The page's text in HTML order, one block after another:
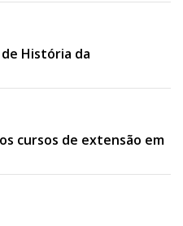
História da
cursos de extensão em